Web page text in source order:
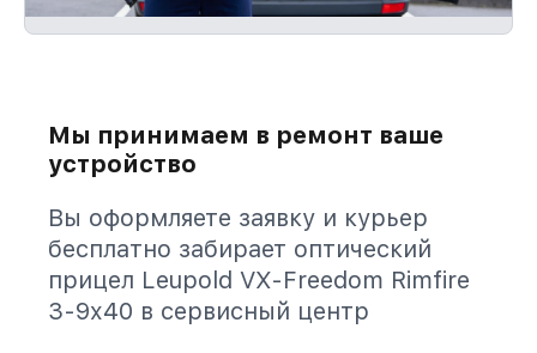
Мы принимаем в ремонт ваше
устройство
Вы оформляете заявку и курьер
бесплатно забирает оптический
прицел Leupold VX-Freedom Rimfire
3-9x40 в сервисный центр